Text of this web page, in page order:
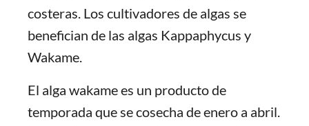
costeras. Los cultivadores de algas se
benefician de las algas Kappaphycus y
Wakame.
El alga wakame es un producto de
temporada que se cosecha de enero a abril.